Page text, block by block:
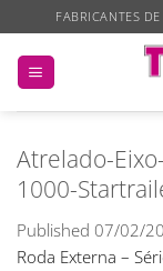
to
content
FABRICANTES
Atrelado-
1000-
Published 07/02/
Roda Externa –